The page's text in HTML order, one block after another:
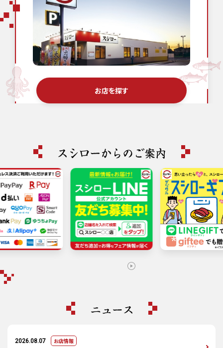
お店を探す
2026.08.07 お店情報